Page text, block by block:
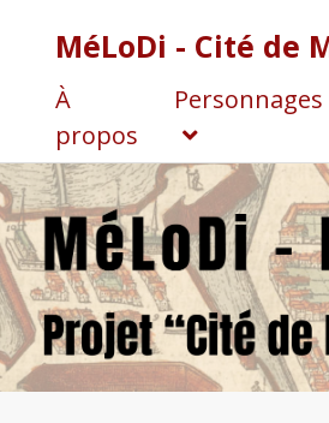
MéLoDi - Cité de
À
propos
Personnages